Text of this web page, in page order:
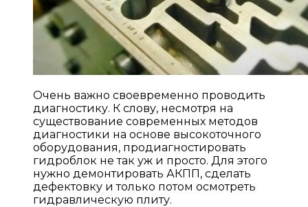
Очень важно своевременно проводить
диагностику. К слову, несмотря на
существование современных методов
диагностики на основе высокоточного
оборудования, продиагностировать
гидроблок не так уж и просто. Для этого
нужно демонтировать АКПП, сделать
дефектовку и только потом осмотреть
гидравлическую плиту.